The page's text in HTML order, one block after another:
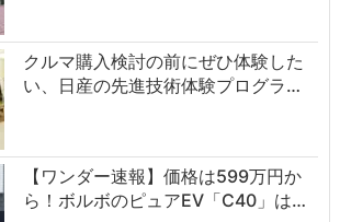
クルマ購入検討の前にぜひ体験した
い、日産の先進技術体験プログラ…
【ワンダー速報】価格は599万円か
ら！ボルボのピュアEV「C40」は…